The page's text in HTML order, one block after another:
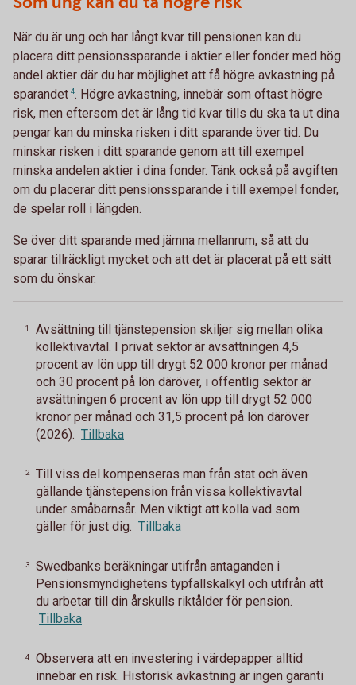
När du är ung och har långt kvar till pensionen kan du
placera ditt pensionssparande i aktier eller fonder med hög
andel aktier där du har möjlighet att få högre avkastning på
sparandet 4. Högre avkastning, innebär som oftast högre
risk, men eftersom det är lång tid kvar tills du ska ta ut dina
pengar kan du minska risken i ditt sparande över tid. Du
minskar risken i ditt sparande genom att till exempel
minska andelen aktier i dina fonder. Tänk också på avgiften
om du placerar ditt pensionssparande i till exempel fonder,
de spelar roll i längden.
Se över ditt sparande med jämna mellanrum, så att du
sparar tillräckligt mycket och att det är placerat på ett sätt
som du önskar.
1
Avsättning till tjänstepension skiljer sig mellan olika
kollektivavtal. I privat sektor är avsättningen 4,5
procent av lön upp till drygt 52 000 kronor per månad
och 30 procent på lön däröver, i offentlig sektor är
avsättningen 6 procent av lön upp till drygt 52 000
kronor per månad och 31,5 procent på lön däröver
(2026). Tillbaka
2
Till viss del kompenseras man från stat och även
gällande tjänstepension från vissa kollektivavtal
under småbarnsår. Men viktigt att kolla vad som
gäller för just dig. Tillbaka
3
Swedbanks beräkningar utifrån antaganden i
Pensionsmyndighetens typfallskalkyl och utifrån att
du arbetar till din årskulls riktålder för pension.
Tillbaka
4
Observera att en investering i värdepapper alltid
innebär en risk. Historisk avkastning är ingen garanti